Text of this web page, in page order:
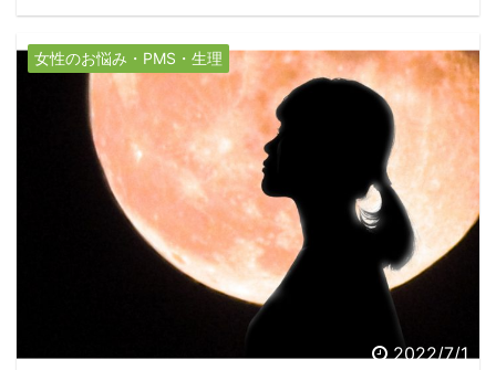
た「ピッタ」という火のエネルギーが蓄積されるこ
とが理由。気温が下がり、風が心地よく感じるこの
時期は、空・風のエネルギーである、ヴァータが高
まる季節でもあります。季節の変わり目で、気温の
変化を感じやすいこの時期は、肌の乾燥やお腹の不
調などを感じる人も少なくないのではないでしょう
か。そのような不調を感じるときは、暑い夏の時期
に溜め込んだ熱を冷まし、デトックスすることがオ
ススメです。そして、これから訪れるカパの季節と
も言われる冬に備えることも忘れてはいけません。
アーユルヴェーダには、季節の過ごし方（リトゥチ
ャルヤー）という考え方があります。今回は、アー
ユルヴェーダの教えを活かして、秋を快適に過ごす
ための方法を紹介します。
女性のお悩み・PMS・生理
2022/7/1